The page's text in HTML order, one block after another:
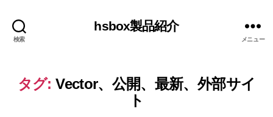
検索
hsbox製品紹介
メニュー
タグ: Vector、公開、最新、外部サイ
ト